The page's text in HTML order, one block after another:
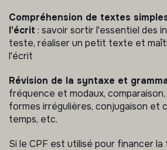
Compréhension de textes
l'écrit : savoir sortir l'essentiel des
teste, réaliser un petit texte et
l'écrit
Révision de la syntaxe et
fréquence et modaux,
formes irrégulières, conjugaison et
temps, etc.
Si le CPF est utilisé pour financer la